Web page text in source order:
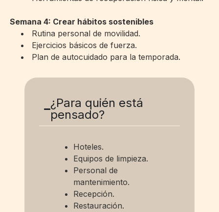
Semana 4: Crear hábitos sostenibles
Rutina personal de movilidad.
Ejercicios básicos de fuerza.
Plan de autocuidado para la temporada.
¿Para quién está
pensado?
Hoteles.
Equipos de limpieza.
Personal de
mantenimiento.
Recepción.
Restauración.